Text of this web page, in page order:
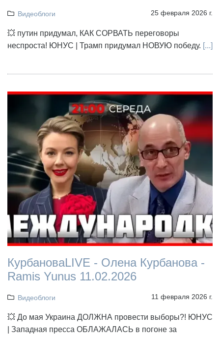
Видеоблоги 25 февраля 2026 г.
💥 путин придумал, КАК СОРВАТЬ переговоры
неспроста! ЮНУС | Трамп придумал НОВУЮ победу. [...]
КурбановаLIVE - Олена Курбанова -
Ramis Yunus 11.02.2026
Видеоблоги 11 февраля 2026 г.
💥 До мая Украина ДОЛЖНА провести выборы?! ЮНУС
| Западная пресса ОБЛАЖАЛАСЬ в погоне за